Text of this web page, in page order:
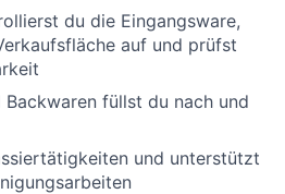
du die Eingangsware,
auf und prüfst
Backwaren füllst du nach und
und unterstützt